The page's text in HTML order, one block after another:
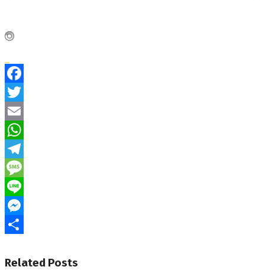
Facebook
Twitter
Email
WhatsApp
Telegram
Message
Line
Messenger
Related Posts